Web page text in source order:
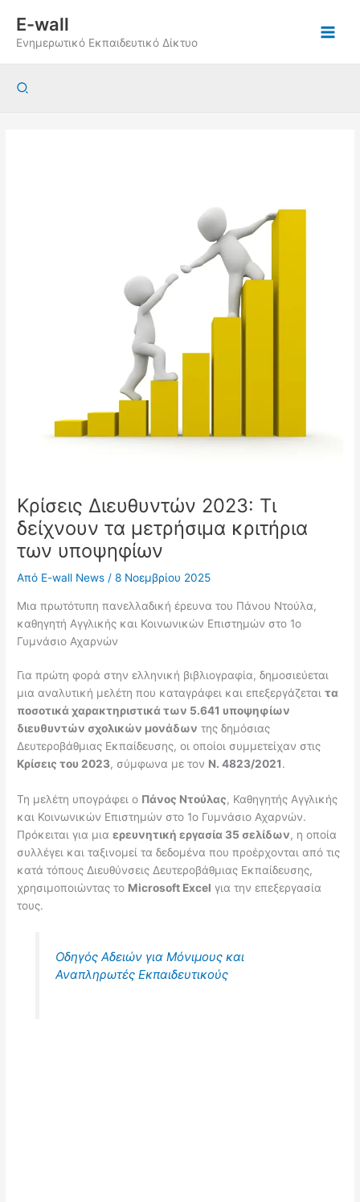
περιεχόμενο
E-wall
Ενημερωτικό Εκπαιδευτικό Δίκτυο
Αναζήτηση
Κρίσεις Διευθυντών 2023: Τι
δείχνουν τα μετρήσιμα κριτήρια
των υποψηφίων
Από E-wall News/8 Νοεμβρίου 2025
Μια πρωτότυπη πανελλαδική έρευνα του Πάνου Ντούλα,
καθηγητή Αγγλικής και Κοινωνικών Επιστημών στο 1ο
Γυμνάσιο Αχαρνών
Για πρώτη φορά στην ελληνική βιβλιογραφία, δημοσιεύεται
μια αναλυτική μελέτη που καταγράφει και επεξεργάζεταιτα
ποσοτικά χαρακτηριστικά των 5.641 υποψηφίων
διευθυντών σχολικών μονάδων της δημόσιας
Δευτεροβάθμιας Εκπαίδευσης, οι οποίοι συμμετείχαν στις
Κρίσεις του 2023, σύμφωνα με τον Ν. 4823/2021.
Τη μελέτη υπογράφει ο Πάνος Ντούλας, Καθηγητής Αγγλικής
και Κοινωνικών Επιστημών στο 1ο Γυμνάσιο Αχαρνών.
Πρόκειται για μιαερευνητική εργασία 35 σελίδων, η οποία
συλλέγει και ταξινομεί τα δεδομένα που προέρχονται από τις
κατά τόπους Διευθύνσεις Δευτεροβάθμιας Εκπαίδευσης,
χρησιμοποιώντας το Microsoft Excel για την επεξεργασία
τους.
Οδηγός Αδειών για Μόνιμους και
Αναπληρωτές Εκπαιδευτικούς